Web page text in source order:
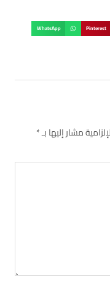
Pinterest
WhatsApp
مشار إليها بـ*